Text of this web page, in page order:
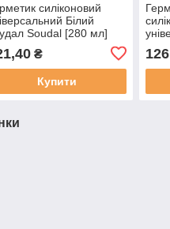
силіконовий
Білий
Soudal [280 мл]
₴
Купити